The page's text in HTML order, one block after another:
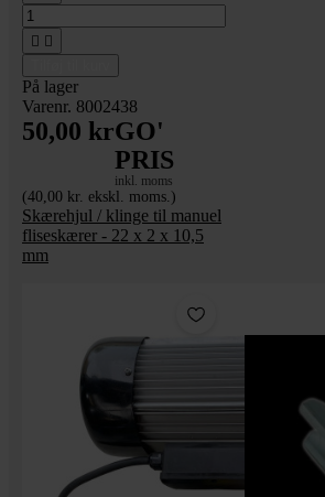
 
På lager
Varenr. 8002438
50,00 krGO'
PRIS
inkl. moms
(40,00 kr. ekskl. moms.)
Skærehjul / klinge til manuel
fliseskærer - 22 x 2 x 10,5
mm